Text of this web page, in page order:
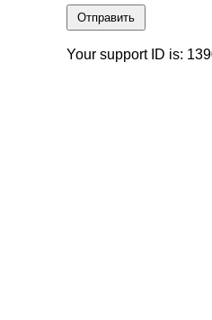
Отправить
Your support ID is: